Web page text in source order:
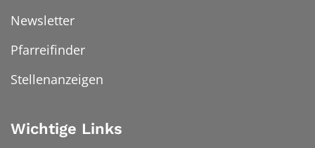
Newsletter
Pfarreifinder
Stellenanzeigen
Wichtige Links